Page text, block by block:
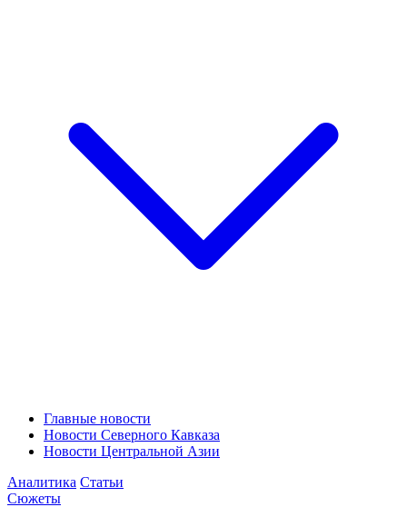
Главные новости
Новости Северного Кавказа
Новости Центральной Азии
Аналитика Статьи
Сюжеты